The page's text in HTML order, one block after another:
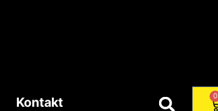
Kontakt 0